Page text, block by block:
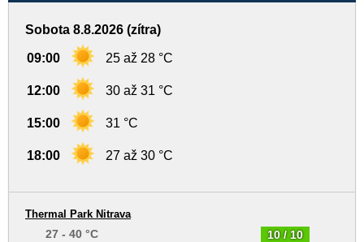
Sobota 8.8.2026 (zítra)
09:00 25 až 28 °C
12:00 30 až 31 °C
15:00 31 °C
18:00 27 až 30 °C
10 / 10
Thermal Park Nitrava
27 - 40 °C